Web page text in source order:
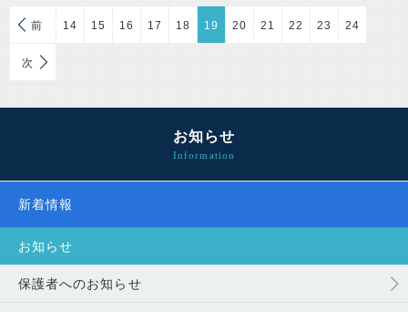
前 14 15 16 17 18 19 20 21 22 23 24
次
お知らせ
新着情報
お知らせ
保護者へのお知らせ